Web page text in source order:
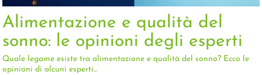
Alimentazione e qualità del
sonno: le opinioni degli esperti
Quale legame esiste tra alimentazione e qualità del sonno? Ecco le
opinioni di alcuni esperti...